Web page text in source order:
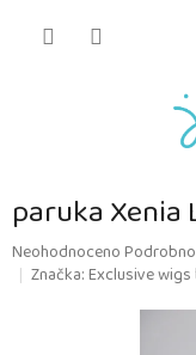
paruka Xenia
Průměrné
hodnocení
Neohodnoceno
Značka:Exclusive